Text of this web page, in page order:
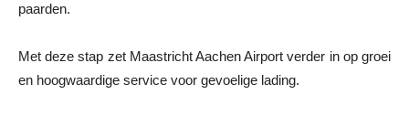
paarden.
Met deze stap zet Maastricht Aachen Airport verder in op groei
en hoogwaardige service voor gevoelige lading.